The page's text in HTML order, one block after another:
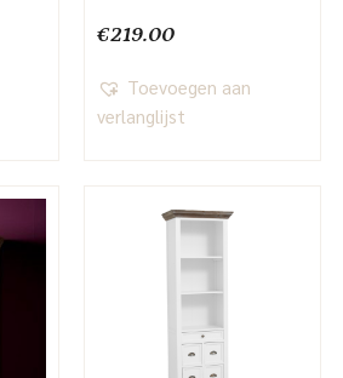
€219.00
Toevoegen aan
verlanglijst